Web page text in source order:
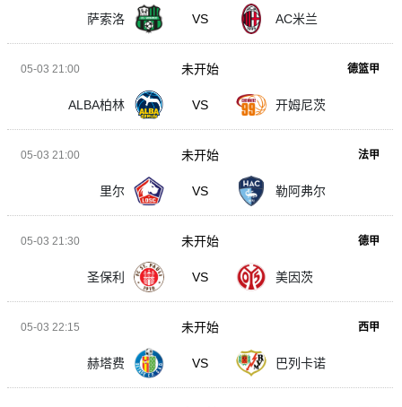
萨索洛 VS AC米兰
05-03 21:00 德篮甲
ALBA柏林 VS 开姆尼茨
未开始
05-03 21:00 法甲
里尔 VS 勒阿弗尔
未开始
05-03 21:30 德甲
圣保利 VS 美因茨
未开始
05-03 22:15 西甲
赫塔费 VS 巴列卡诺
未开始